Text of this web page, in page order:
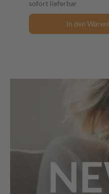
sofort lieferbar
In den